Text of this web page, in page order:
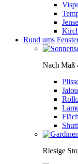
Rund ums
Nach Maß
Riesige